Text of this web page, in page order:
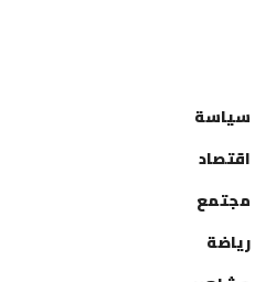
سياسة
اقتصاد
مجتمع
رياضة